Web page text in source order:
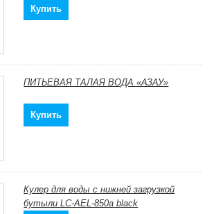
Купить
ПИТЬЕВАЯ ТАЛАЯ ВОДА «АЗАУ»
Купить
Кулер для воды с нижней загрузкой
бутыли LC-AEL-850a black